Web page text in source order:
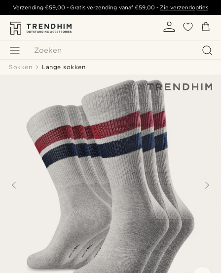
Zoeken
Verzending€59,00 - Gratis verzending vanaf €59,00- Zie verzendopties
Sokken Lange sokken